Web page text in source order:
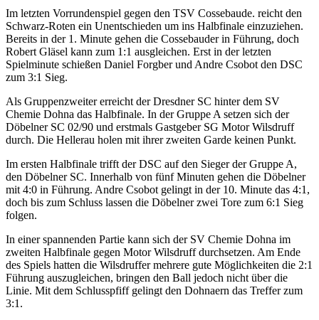
Im letzten Vorrundenspiel gegen den TSV Cossebaude. reicht den
Schwarz-Roten ein Unentschieden um ins Halbfinale einzuziehen.
Bereits in der 1. Minute gehen die Cossebauder in Führung, doch
Robert Gläsel kann zum 1:1 ausgleichen. Erst in der letzten
Spielminute schießen Daniel Forgber und Andre Csobot den DSC
zum 3:1 Sieg.
Als Gruppenzweiter erreicht der Dresdner SC hinter dem SV
Chemie Dohna das Halbfinale. In der Gruppe A setzen sich der
Döbelner SC 02/90 und erstmals Gastgeber SG Motor Wilsdruff
durch. Die Hellerau holen mit ihrer zweiten Garde keinen Punkt.
Im ersten Halbfinale trifft der DSC auf den Sieger der Gruppe A,
den Döbelner SC. Innerhalb von fünf Minuten gehen die Döbelner
mit 4:0 in Führung. Andre Csobot gelingt in der 10. Minute das 4:1,
doch bis zum Schluss lassen die Döbelner zwei Tore zum 6:1 Sieg
folgen.
In einer spannenden Partie kann sich der SV Chemie Dohna im
zweiten Halbfinale gegen Motor Wilsdruff durchsetzen. Am Ende
des Spiels hatten die Wilsdruffer mehrere gute Möglichkeiten die 2:1
Führung auszugleichen, bringen den Ball jedoch nicht über die
Linie. Mit dem Schlusspfiff gelingt den Dohnaern das Treffer zum
3:1.